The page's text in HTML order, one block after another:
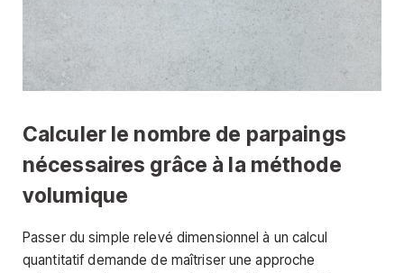
Calculer le nombre de parpaings
nécessaires grâce à la méthode
volumique
Passer du simple relevé dimensionnel à un calcul
quantitatif demande de maîtriser une approche